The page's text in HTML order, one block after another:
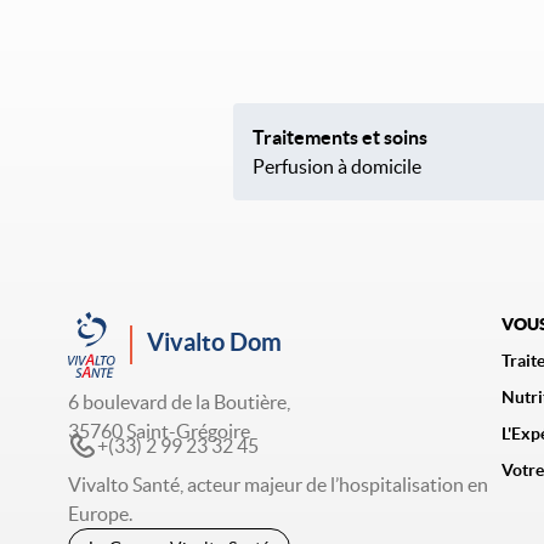
Traitements et soins
Perfusion à domicile
Vivalto Dom
6 boulevard de la Boutière,
35760 Saint-Grégoire
+(33) 2 99 23 32 45
Vivalto Santé, acteur majeur de l’hospitalisation en
Europe.